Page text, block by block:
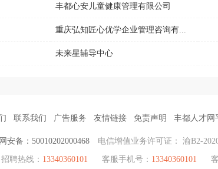
丰都心安儿童健康管理有限公司
重庆弘知匠心优学企业管理咨询有...
未来星辅导中心
联系我们 广告服务 友情链接 免责声明 丰都人才网
安备：50010202000468 电信增值业务许可证： 渝B2-
聘热线： 13340360101 客服手机号： 13340360101